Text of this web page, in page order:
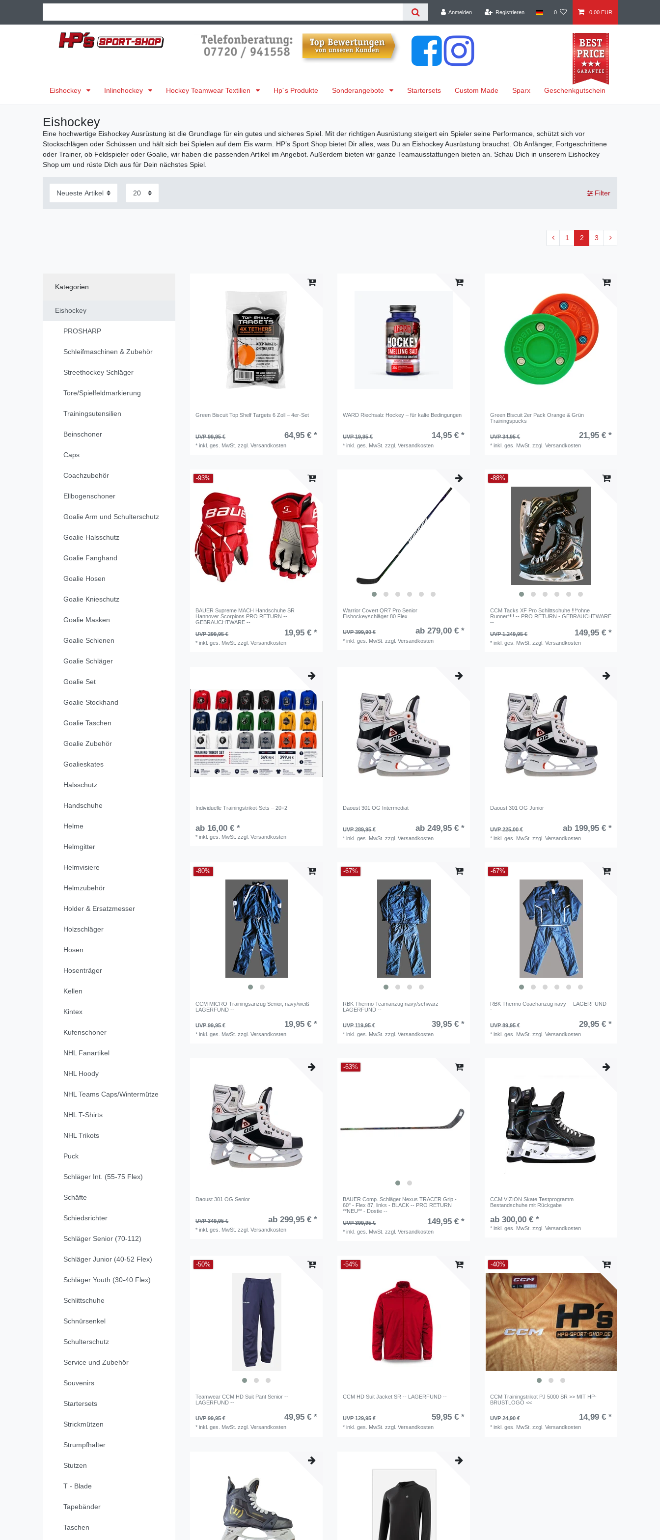
Anmelden Registrieren 0 0,00 EUR
Eishockey Inlinehockey Hockey Teamwear Textilien Hp´s Produkte Sonderangebote Startersets Custom Made Sparx Geschenkgutschein
Eishockey
Eine hochwertige Eishockey Ausrüstung ist die Grundlage für ein gutes und sicheres Spiel. Mit der richtigen Ausrüstung steigert ein Spieler seine Performance, schützt sich vor
Stockschlägen oder Schüssen und hält sich bei Spielen auf dem Eis warm. HP’s Sport Shop bietet Dir alles, was Du an Eishockey Ausrüstung brauchst. Ob Anfänger, Fortgeschrittene
oder Trainer, ob Feldspieler oder Goalie, wir haben die passenden Artikel im Angebot. Außerdem bieten wir ganze Teamausstattungen bieten an. Schau Dich in unserem Eishockey
Shop um und rüste Dich aus für Dein nächstes Spiel.
Filter
1 2 3
Kategorien
Eishockey
PROSHARP
Schleifmaschinen & Zubehör
Streethockey Schläger
Tore/Spielfeldmarkierung
Trainingsutensilien
Beinschoner
Caps
Coachzubehör
Ellbogenschoner
Goalie Arm und Schulterschutz
Goalie Halsschutz
Goalie Fanghand
Goalie Hosen
Goalie Knieschutz
Goalie Masken
Goalie Schienen
Goalie Schläger
Goalie Set
Goalie Stockhand
Goalie Taschen
Goalie Zubehör
Goalieskates
Halsschutz
Handschuhe
Helme
Helmgitter
Helmvisiere
Helmzubehör
Holder & Ersatzmesser
Holzschläger
Hosen
Hosenträger
Kellen
Kintex
Kufenschoner
NHL Fanartikel
NHL Hoody
NHL Teams Caps/Wintermütze
NHL T-Shirts
NHL Trikots
Puck
Schläger Int. (55-75 Flex)
Schäfte
Schiedsrichter
Schläger Senior (70-112)
Schläger Junior (40-52 Flex)
Schläger Youth (30-40 Flex)
Schlittschuhe
Schnürsenkel
Schulterschutz
Service und Zubehör
Souvenirs
Startersets
Strickmützen
Strumpfhalter
Stutzen
T - Blade
Tapebänder
Taschen
Green Biscuit Top Shelf Targets 6 Zoll – 4er-Set
UVP 99,95 € 64,95 € *
*inkl. ges. MwSt. zzgl.Versandkosten
WARD Riechsalz Hockey – für kalte Bedingungen
UVP 19,95 € 14,95 € *
*inkl. ges. MwSt. zzgl.Versandkosten
Green Biscuit 2er Pack Orange & Grün
Trainingspucks
UVP 34,95 € 21,95 € *
*inkl. ges. MwSt. zzgl.Versandkosten
-93%
BAUER Supreme MACH Handschuhe SR
Hannover Scorpions PRO RETURN --
GEBRAUCHTWARE --
UVP 299,95 €
19,95 € *
*inkl. ges. MwSt. zzgl.Versandkosten
Warrior Covert QR7 Pro Senior
Eishockeyschläger 80 Flex
UVP 399,90 € ab 279,00 € *
*inkl. ges. MwSt. zzgl.Versandkosten
-88%
CCM Tacks XF Pro Schlittschuhe !!!*ohne
Runner*!!! -- PRO RETURN - GEBRAUCHTWARE
--
UVP 1.249,95 €
149,95 € *
*inkl. ges. MwSt. zzgl.Versandkosten
Individuelle Trainingstrikot-Sets – 20+2
ab 16,00 € *
*inkl. ges. MwSt. zzgl.Versandkosten
Daoust 301 OG Intermediat
UVP 289,95 € ab 249,95 € *
*inkl. ges. MwSt. zzgl.Versandkosten
Daoust 301 OG Junior
UVP 225,00 € ab 199,95 € *
*inkl. ges. MwSt. zzgl.Versandkosten
-80%
CCM MICRO Trainingsanzug Senior, navy/weiß --
LAGERFUND --
UVP 99,95 € 19,95 € *
*inkl. ges. MwSt. zzgl.Versandkosten
-67%
RBK Thermo Teamanzug navy/schwarz --
LAGERFUND --
UVP 119,95 € 39,95 € *
*inkl. ges. MwSt. zzgl.Versandkosten
-67%
RBK Thermo Coachanzug navy -- LAGERFUND -
-
UVP 89,95 € 29,95 € *
*inkl. ges. MwSt. zzgl.Versandkosten
Daoust 301 OG Senior
UVP 349,95 € ab 299,95 € *
*inkl. ges. MwSt. zzgl.Versandkosten
-63%
BAUER Comp. Schläger Nexus TRACER Grip -
60" - Flex 87, links - BLACK -- PRO RETURN
**NEU** - Dostie --
UVP 399,95 €
149,95 € *
*inkl. ges. MwSt. zzgl.Versandkosten
CCM VIZION Skate Testprogramm
Bestandschuhe mit Rückgabe
ab 300,00 € *
*inkl. ges. MwSt. zzgl.Versandkosten
-50%
Teamwear CCM HD Suit Pant Senior --
LAGERFUND --
UVP 99,95 € 49,95 € *
*inkl. ges. MwSt. zzgl.Versandkosten
-54%
CCM HD Suit Jacket SR -- LAGERFUND --
UVP 129,95 € 59,95 € *
*inkl. ges. MwSt. zzgl.Versandkosten
-40%
CCM Trainingstrikot PJ 5000 SR >> MIT HP-
BRUSTLOGO <<
UVP 24,90 € 14,99 € *
*inkl. ges. MwSt. zzgl.Versandkosten